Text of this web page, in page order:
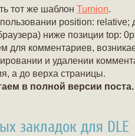
тот же шаблон Turnion.
position:
ниже позиции top:
для комментариев,
и удалении
а до верха страницы.
в полной версии поста.
закладок для DLE